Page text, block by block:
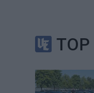
TOP